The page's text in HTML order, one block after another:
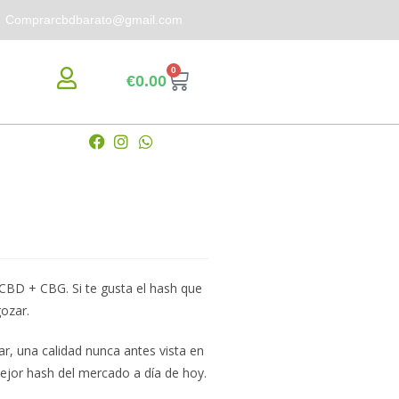
Comprarcbdbarato@gmail.com
€0.00
0
+ CBG. Si te gusta el hash que
una calidad nunca antes vista en
hash del mercado a día de hoy.